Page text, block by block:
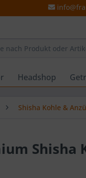
Headshop
Shisha Kohle &
Shisha